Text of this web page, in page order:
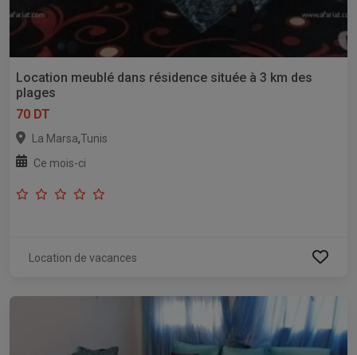
Location meublé dans résidence située à 3 km des
plages
70 DT
La Marsa,Tunis
Ce mois-ci
Location de vacances